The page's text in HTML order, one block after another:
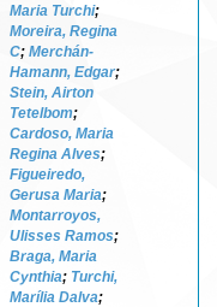
Maria Turchi;
Moreira, Regina
C; Merchán-
Hamann, Edgar;
Stein, Airton
Tetelbom;
Cardoso, Maria
Regina Alves;
Figueiredo,
Gerusa Maria;
Montarroyos,
Ulisses Ramos;
Braga, Maria
Cynthia; Turchi,
Marília Dalva;